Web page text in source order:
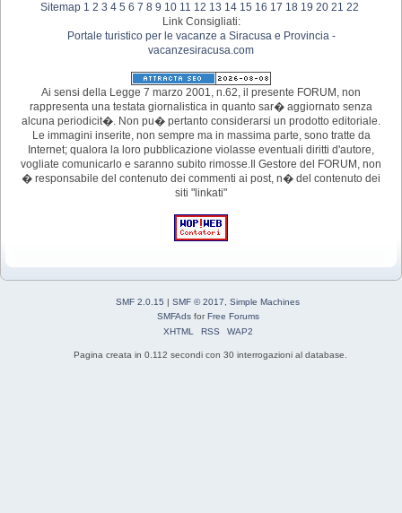
Sitemap 1 2 3 4 5 6 7 8 9 10 11 12 13 14 15 16 17 18 19 20 21 22
Link Consigliati:
Portale turistico per le vacanze a Siracusa e Provincia -
vacanzesiracusa.com
Ai sensi della Legge 7 marzo 2001, n.62, il presente FORUM, non
rappresenta una testata giornalistica in quanto sar� aggiornato senza
alcuna periodicit�. Non pu� pertanto considerarsi un prodotto editoriale.
Le immagini inserite, non sempre ma in massima parte, sono tratte da
Internet; qualora la loro pubblicazione violasse eventuali diritti d'autore,
vogliate comunicarlo e saranno subito rimosse.Il Gestore del FORUM, non
� responsabile del contenuto dei commenti ai post, n� del contenuto dei
siti "linkati"
SMF 2.0.15 | SMF © 2017, Simple Machines
SMFAdsforFree Forums
XHTML
RSS WAP2
Pagina creata in 0.112 secondi con 30 interrogazioni al database.